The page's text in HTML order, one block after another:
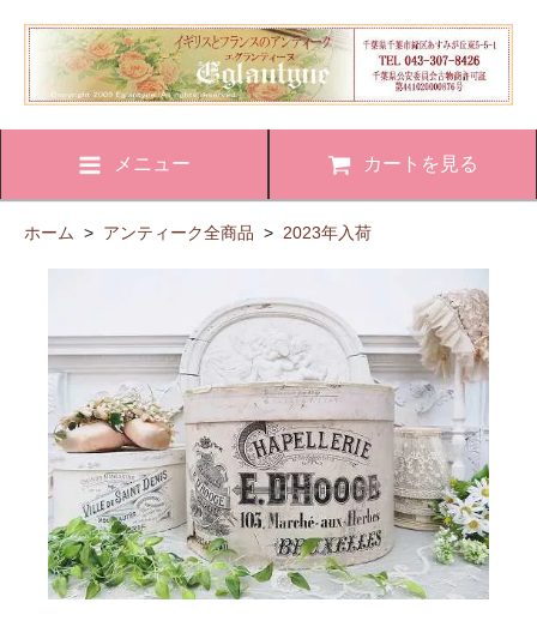
メニュー カートを見る
ホーム > アンティーク全商品 > 2023年入荷